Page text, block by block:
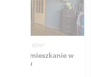
zł/m 2